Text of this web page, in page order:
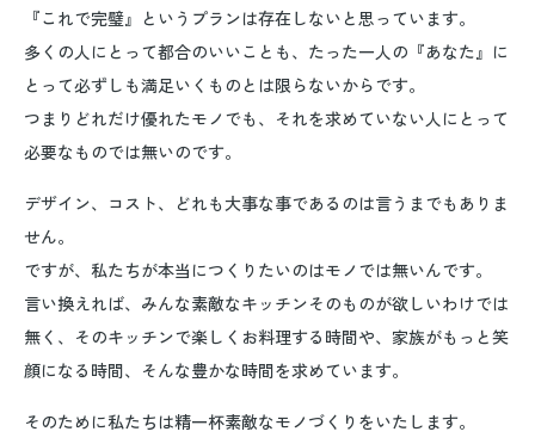
『これで完璧』というプランは存在しないと思っています。
多くの人にとって都合のいいことも、たった一人の『あなた』に
とって必ずしも満足いくものとは限らないからです。
つまりどれだけ優れたモノでも、それを求めていない人にとって
必要なものでは無いのです。
デザイン、コスト、どれも大事な事であるのは言うまでもありま
せん。
ですが、私たちが本当につくりたいのはモノでは無いんです。
言い換えれば、みんな素敵なキッチンそのものが欲しいわけでは
無く、そのキッチンで楽しくお料理する時間や、家族がもっと笑
顔になる時間、そんな豊かな時間を求めています。
そのために私たちは精一杯素敵なモノづくりをいたします。